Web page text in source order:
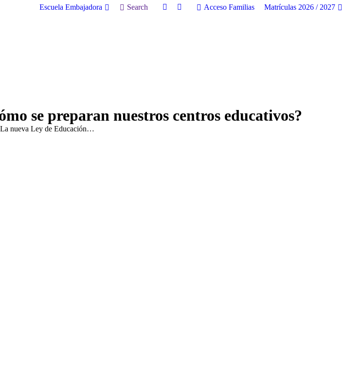
Escuela Embajadora Buscar:
Search
FacebookTwitter
Acceso Familias
Matrículas 2026 / 2027
se preparan nuestros centros educativos?
La nueva Ley de Educación…